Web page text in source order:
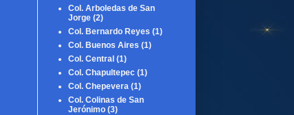
Col. Arboledas de San
Jorge (2)
Col. Bernardo Reyes (1)
Col. Buenos Aires (1)
Col. Central (1)
Col. Chapultepec (1)
Col. Chepevera (1)
Col. Colinas de San
Jerónimo (3)